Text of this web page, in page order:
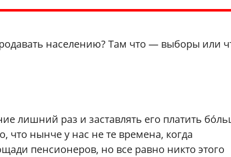
населению? Там что — выборы или
лишний раз и заставлять его платить
что нынче у нас не те времена, когда
пенсионеров, но все равно никто этого